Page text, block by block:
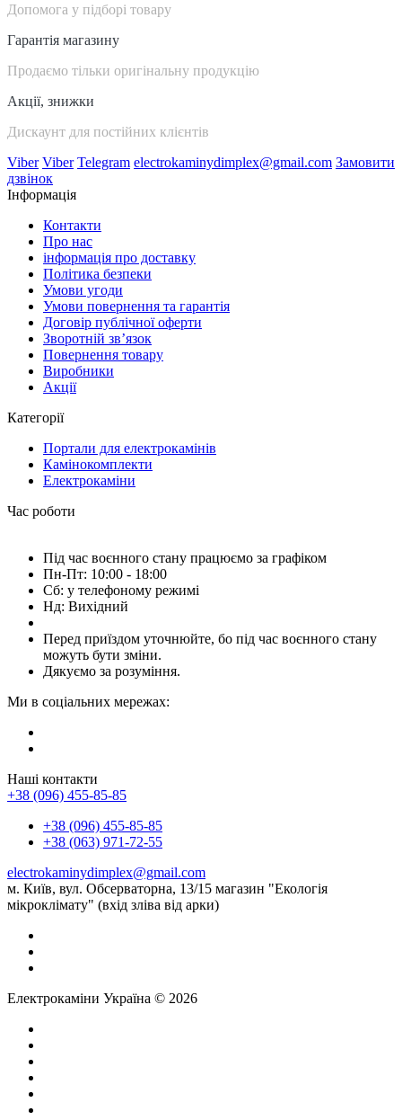
Допомога у підборі товару
Гарантія магазину
Продаємо тільки оригінальну продукцію
Акції, знижки
Дискаунт для постійних клієнтів
Viber Viber Telegram electrokaminydimplex@gmail.com Замовити
дзвінок
Інформація
Контакти
Про нас
інформація про доставку
Політика безпеки
Умови угоди
Умови повернення та гарантія
Договір публічної оферти
Зворотній зв’язок
Повернення товару
Виробники
Акції
Категорії
Портали для електрокамінів
Камінокомплекти
Електрокаміни
Час роботи
Під час воєнного стану працюємо за графіком
Пн-Пт: 10:00 - 18:00
Сб: у телефоному режимі
Нд: Вихідний
Перед приїздом уточнюйте, бо під час воєнного стану
можуть бути зміни.
Дякуємо за розуміння.
Ми в соціальних мережах:
Наші контакти
+38 (096) 455-85-85
+38 (096) 455-85-85
+38 (063) 971-72-55
electrokaminydimplex@gmail.com
м. Київ, вул. Обсерваторна, 13/15 магазин "Екологія
мікроклімату" (вхід зліва від арки)
Електрокаміни Україна © 2026